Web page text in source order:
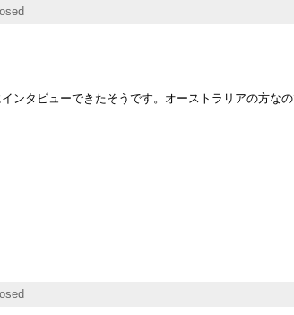
ンタビューできたそうです。オーストラリアの方な